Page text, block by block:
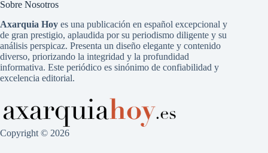
Sobre Nosotros
Axarquia Hoy es una publicación en español excepcional y
de gran prestigio, aplaudida por su periodismo diligente y su
análisis perspicaz. Presenta un diseño elegante y contenido
diverso, priorizando la integridad y la profundidad
informativa. Este periódico es sinónimo de confiabilidad y
excelencia editorial.
Copyright © 2026